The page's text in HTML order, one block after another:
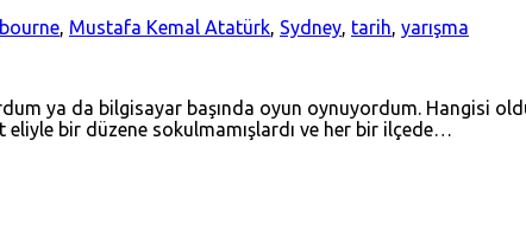
, Mustafa Kemal Atatürk, Sydney, tarih, yarışma
ya da bilgisayar başında oyun oynuyordum. Hangisi
bir düzene sokulmamışlardı ve her bir ilçede…